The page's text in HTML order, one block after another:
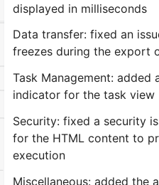
displayed in milliseconds
Data transfer: fixed an
freezes during the export
Task Management: added
indicator for the task view
Security: fixed a security
for the HTML content to
execution
Miscellaneous: added the